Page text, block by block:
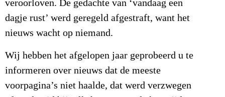
veroorloven. De gedachte van ‘vandaag een
dagje rust’ werd geregeld afgestraft, want het
nieuws wacht op niemand.
Wij hebben het afgelopen jaar geprobeerd u te
informeren over nieuws dat de meeste
voorpagina’s niet haalde, dat werd verzwegen